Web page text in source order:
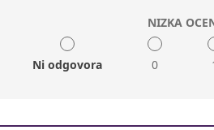
Ni odgovora
NIZKA
0